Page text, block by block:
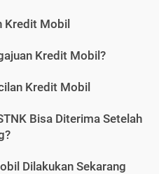
Kredit Mobil
Kredit Mobil?
Kredit Mobil
Bisa Diterima Setelah
Dilakukan Sekarang